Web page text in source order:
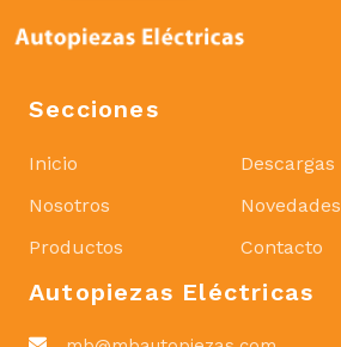
Secciones
Inicio
Nosotros
Productos
Descargas
Novedades
Contacto
Autopiezas Eléctricas